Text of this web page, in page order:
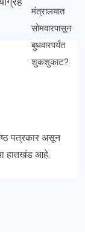
पत्रकार असून
हातखंड आहे.